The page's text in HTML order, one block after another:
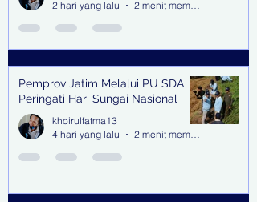
2 hari yang lalu 2 menit membaca
Pemprov Jatim Melalui PU SDA
Peringati Hari Sungai Nasional
khoirulfatma13
4 hari yang lalu
2 menit membaca